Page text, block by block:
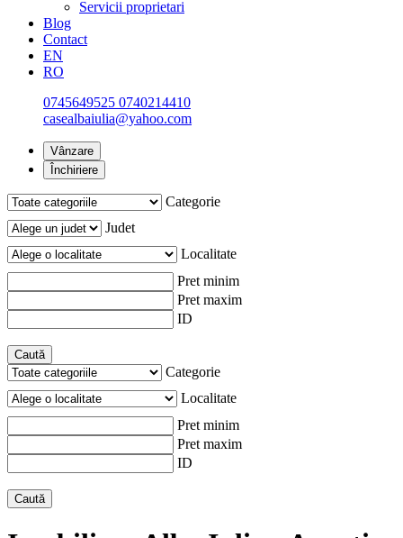
Servicii proprietari
Blog
Contact
EN
RO
0745649525 0740214410
casealbaiulia@yahoo.com
Vânzare
Închiriere
Categorie
Judet
Localitate
Pret minim
Pret maxim
ID
Caută
Categorie
Localitate
Pret minim
Pret maxim
ID
Caută